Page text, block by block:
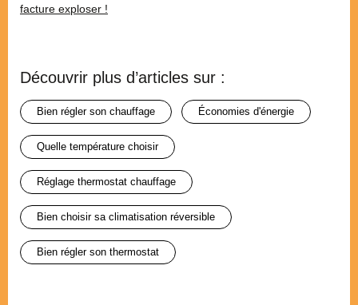
facture exploser !
Découvrir plus d’articles sur :
bien régler son chauffage économies d'énergie
quelle température choisir
réglage thermostat chauffage
bien choisir sa climatisation réversible
bien régler son thermostat